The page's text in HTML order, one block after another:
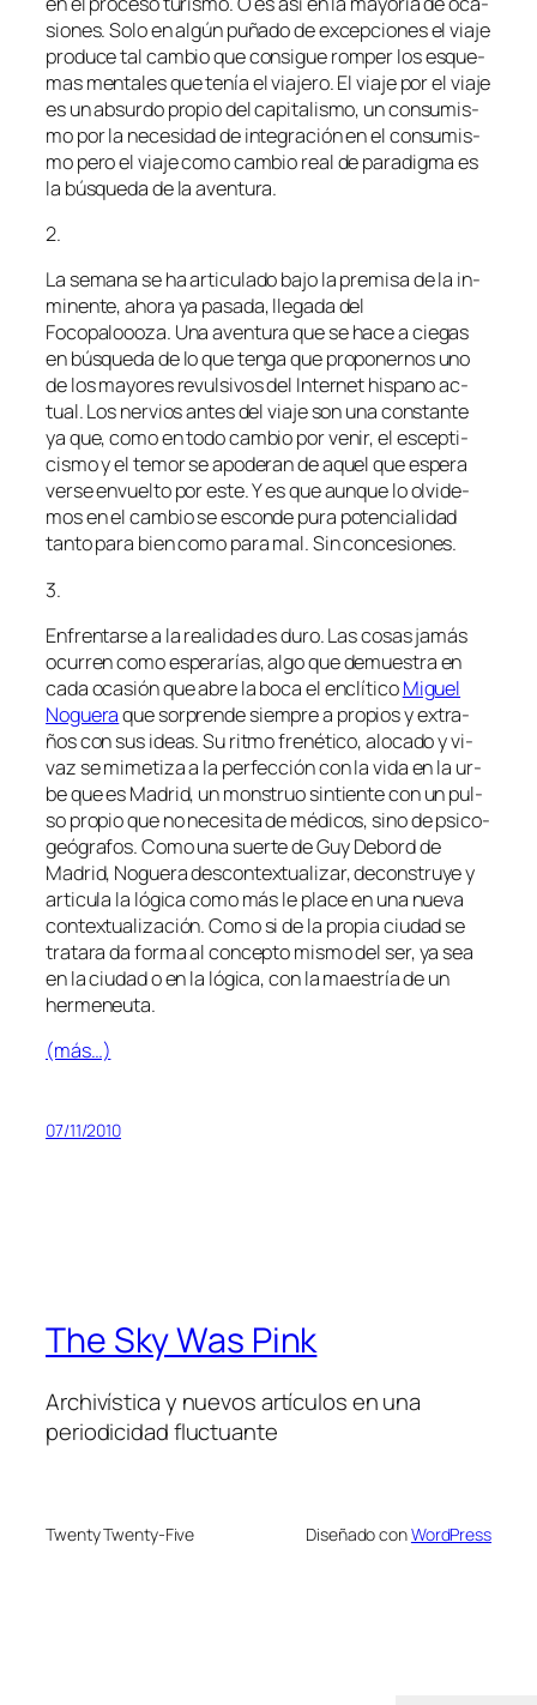
sio­nes. Solo en al­gún pu­ña­do de ex­cep­cio­nes el via­je
pro­du­ce tal cam­bio que con­si­gue rom­per los es­que­
mas men­ta­les que te­nía el via­je­ro. El via­je por el via­je
es un ab­sur­do pro­pio del ca­pi­ta­lis­mo, un con­su­mis­
mo por la ne­ce­si­dad de in­te­gra­ción en el con­su­mis­
mo pe­ro el via­je co­mo cam­bio real de pa­ra­dig­ma es
la bús­que­da de la aventura.
2.
La se­ma­na se ha ar­ti­cu­la­do ba­jo la pre­mi­sa de la in­
mi­nen­te, aho­ra ya pa­sa­da, lle­ga­da del
Focopaloooza. Una aven­tu­ra que se ha­ce a cie­gas
en bús­que­da de lo que ten­ga que pro­po­ner­nos uno
de los ma­yo­res re­vul­si­vos del Internet his­pano ac­
tual. Los ner­vios an­tes del via­je son una cons­tan­te
ya que, co­mo en to­do cam­bio por ve­nir, el es­cep­ti­
cis­mo y el te­mor se apo­de­ran de aquel que es­pe­ra
ver­se en­vuel­to por es­te. Y es que aun­que lo ol­vi­de­
mos en el cam­bio se es­con­de pu­ra po­ten­cia­li­dad
tan­to pa­ra bien co­mo pa­ra mal. Sin concesiones.
3.
Enfrentarse a la reali­dad es du­ro. Las co­sas ja­más
ocu­rren co­mo es­pe­ra­rías, al­go que de­mues­tra en
ca­da oca­sión que abre la bo­ca el en­clí­ti­coMiguel
Nogueraque sor­pren­de siem­pre a pro­pios y ex­tra­
ños con sus ideas. Su rit­mo fre­né­ti­co, alo­ca­do y vi­
vaz se mi­me­ti­za a la per­fec­ción con la vi­da en la ur­
be que es Madrid, un mons­truo sin­tien­te con un pul­
so pro­pio que no ne­ce­si­ta de mé­di­cos, sino de psi­co­
geó­gra­fos. Como una suer­te de Guy Debord de
Madrid, Noguera des­con­tex­tua­li­zar, de­cons­tru­ye y
ar­ti­cu­la la ló­gi­ca co­mo más le pla­ce en una nue­va
con­tex­tua­li­za­ción. Como si de la pro­pia ciu­dad se
tra­ta­ra da for­ma al con­cep­to mis­mo del ser, ya sea
en la ciu­dad o en la ló­gi­ca, con la maes­tría de un
hermeneuta.
(más…)
07/11/2010
The Sky Was Pink
Archivística y nuevos artículos en una
periodicidad fluctuante
Twenty Twenty-Five Diseñado conWordPress